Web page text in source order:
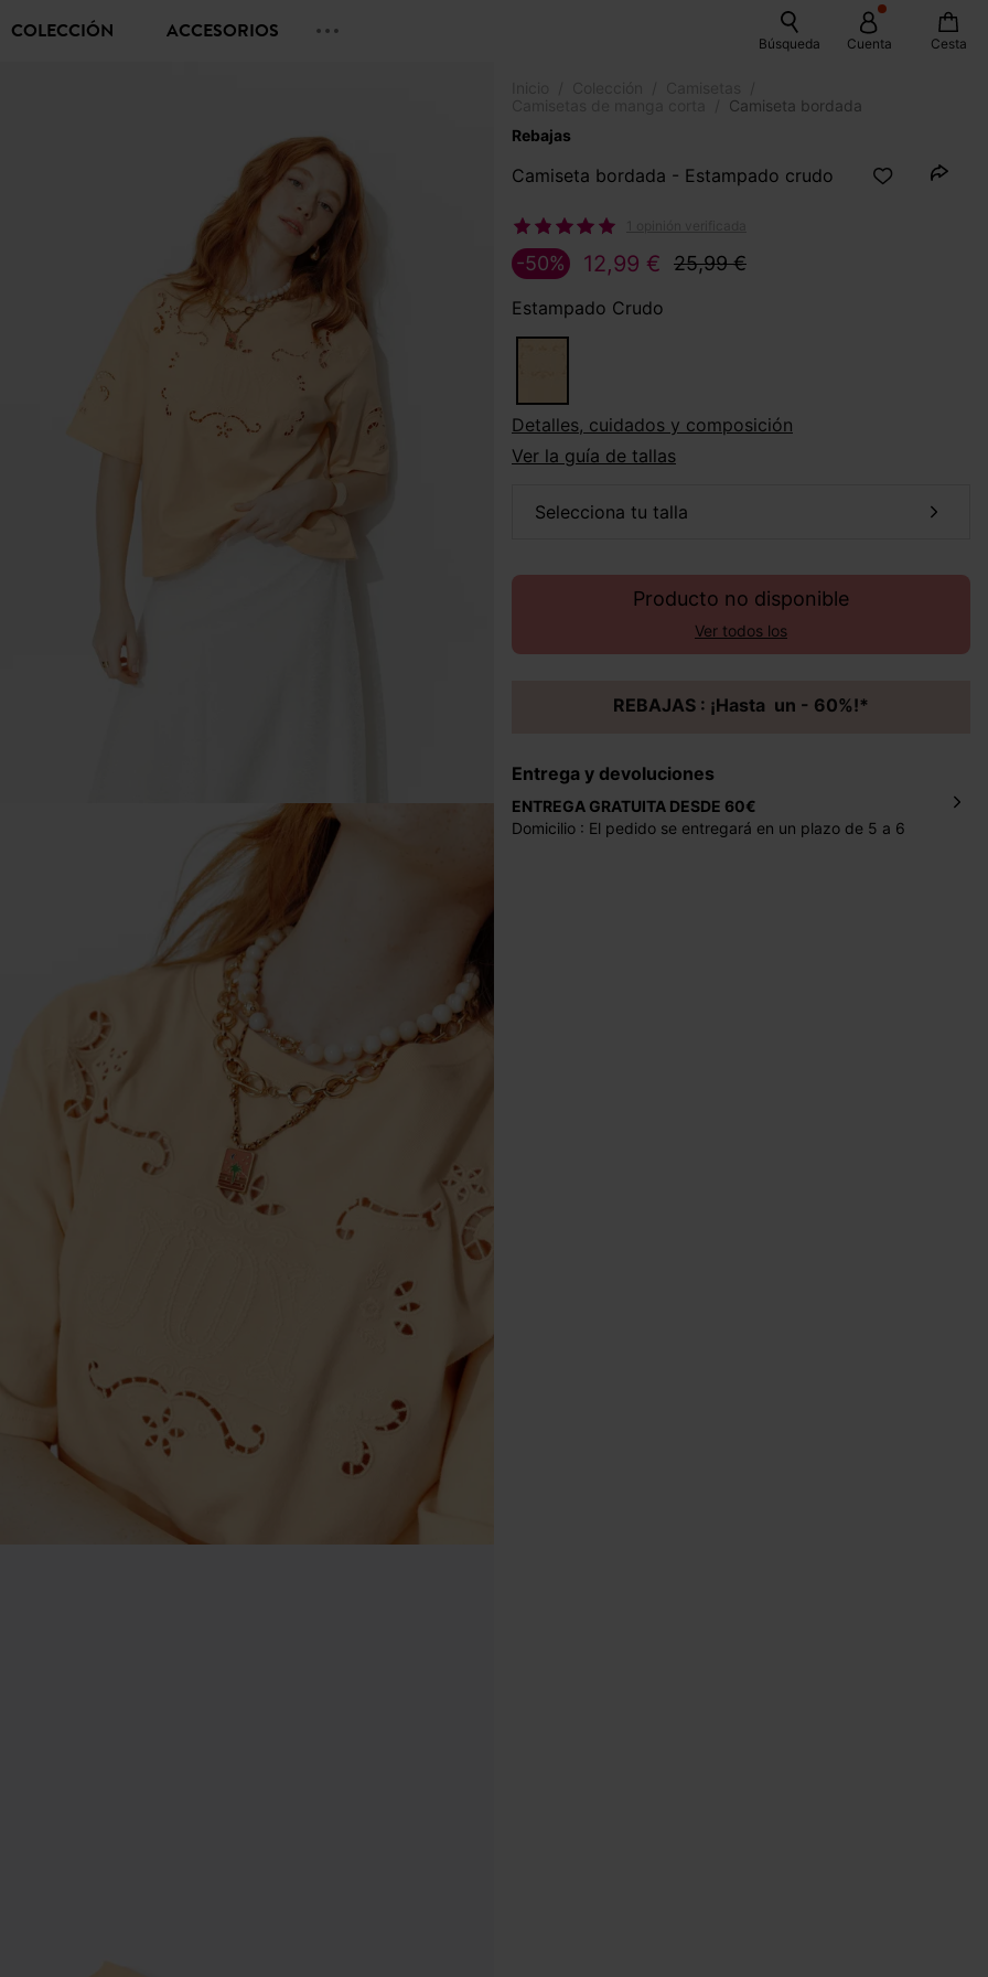
COLECCIÓN ACCESORIOS Búsqueda Cuenta Cesta
Camiseta bordada
Rebajas
Camiseta bordada - Estampado crudo
12,99 € 25,99 €
-50%
Estampado Crudo
Detalles, cuidados y composición
Ver la guía de tallas
selecciona tu talla
Producto no disponible
Ver todos los
REBAJAS : ¡Hasta un - 60%!*
Entrega y devoluciones
ENTREGA GRATUITA DESDE 60€
Domicilio : El pedido se entregará en un plazo de 5 a 6